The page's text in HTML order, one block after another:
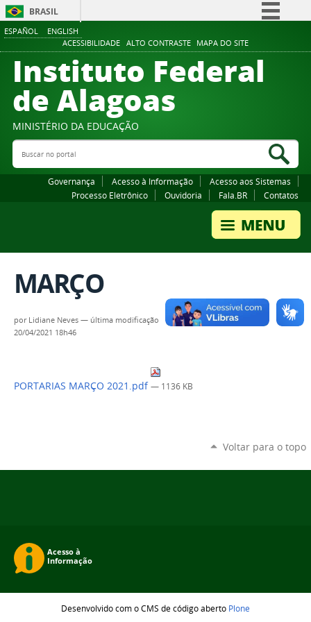
ESPAÑOL ENGLISH
ACESSIBILIDADE ALTO CONTRASTE MAPA DO SITE
BRASIL
Comunica BR
Participe
Canais
Instituto Federal
de Alagoas
MINISTÉRIO DA EDUCAÇÃO
Buscar no portal
Governança Acesso à Informação
Acesso aos Sistemas
Processo Eletrônico
Ouvidoria Fala.BR Contatos
MARÇO
por Lidiane Neves — última modificação
20/04/2021 18h46
PORTARIAS MARÇO 2021.pdf — 1136 KB
Voltar para o topo
Desenvolvido com o CMS de código aberto Plone